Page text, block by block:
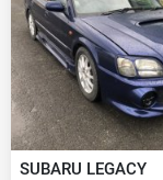
SUBARU LEGACY